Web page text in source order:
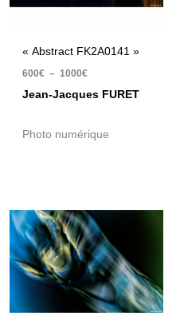
« Abstract FK2A0141 »
600€ – 1000€
Jean-Jacques FURET
Photo numérique
prix :
600€
à
1000€